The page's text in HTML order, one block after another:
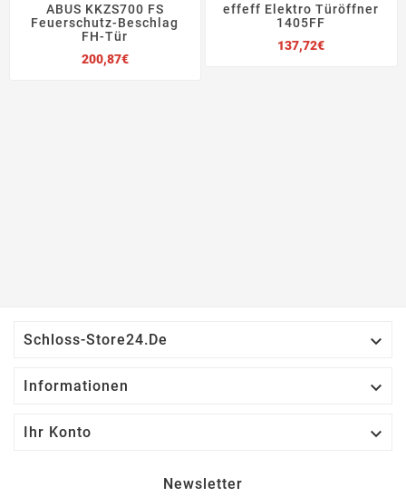
ABUS KKZS700 FS
Feuerschutz-Beschlag
FH-Tür
200,87€Preis
effeff Elektro Türöffner
1405FF
137,72€Preis
Schloss-Store24.de 
Informationen 
Ihr Konto 
Newsletter